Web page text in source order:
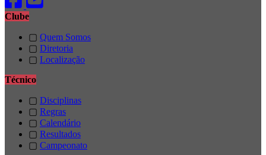
Clube
▢ Quem Somos
▢ Diretoria
▢ Localização
Técnico
▢ Disciplinas
▢ Regras
▢ Calendário
▢ Resultados
▢ Campeonato